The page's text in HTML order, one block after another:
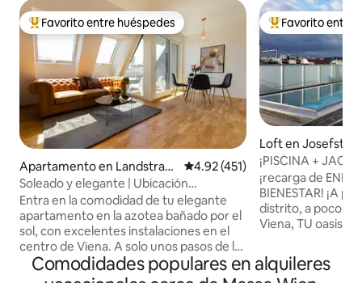
Favorito entre huéspedes preferido
Favorito entre huéspedes
Apartamento en Landstraß
e
Calificación promedio: 4.92 de
4.92 (451)
Soleado y elegante | Ubicación
privilegiada, cama tamaño king y balcón
Entra en la comodidad de tu elegante
apartamento en la azotea bañado por el
sol, con excelentes instalaciones en el
centro de Viena. A solo unos pasos de la
vibrante Radetzkyplatz y del río Danubio,
el apartamento promete un refugio
Favorito entre
Favorito entre
Loft en
¡PISCINA +
+ SAUNA! Solo
¡recarga de
BIENESTAR! ¡A
distrito, a pocos
Viena, TU oasis
oficina en
terraza privada
Comodidades populares en alquileres